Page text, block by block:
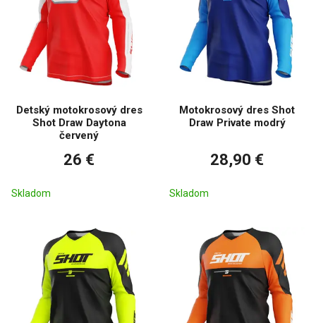
Detský motokrosový dres
Shot Draw Daytona
červený
26 €
Skladom
Motokrosový dres Shot
Draw Private modrý
28,90 €
Skladom